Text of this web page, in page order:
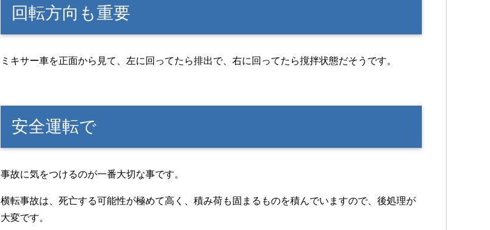
回転方向も重要
ミキサー車を正面から見て、左に回ってたら排出で、右に回ってたら撹拌状態だそうです。
安全運転で
事故に気をつけるのが一番大切な事です。
横転事故は、死亡する可能性が極めて高く、積み荷も固まるものを積んでいますので、後処理が
大変です。